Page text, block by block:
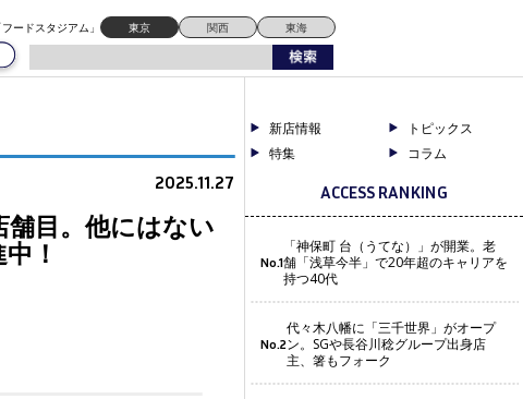
ードスタジアム」 東京 関西 東海
2025.11.27
舗目。他にはない
！
新店情報
トピックス
特集
コラム
ACCESS RANKING
No.1
「神保町 台（うてな）」が開業。老
舗「浅草今半」で20年超のキャリアを
持つ40代
No.2
代々木八幡に「三千世界」がオープ
ン。SGや長谷川稔グループ出身店
主、箸もフォーク